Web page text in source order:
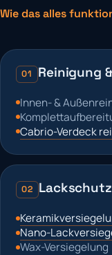
Wie das alles
01 Reinigung
Innen- &
Cabrio-Verdeck
02 Lackschutz
Nano-
Wax-Versiegelung